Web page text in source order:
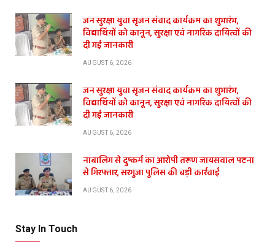
जन सुरक्षा युवा सृजन संवाद कार्यक्रम का शुभारंभ,
विद्यार्थियों को कानून, सुरक्षा एवं नागरिक दायित्वों की
दी गई जानकारी
AUGUST 6, 2026
जन सुरक्षा युवा सृजन संवाद कार्यक्रम का शुभारंभ,
विद्यार्थियों को कानून, सुरक्षा एवं नागरिक दायित्वों की
दी गई जानकारी
AUGUST 6, 2026
नाबालिग से दुष्कर्म का आरोपी तरूण जायसवाल पटना
से गिरफ्तार, सरगुजा पुलिस की बड़ी कार्रवाई
AUGUST 6, 2026
Stay In Touch